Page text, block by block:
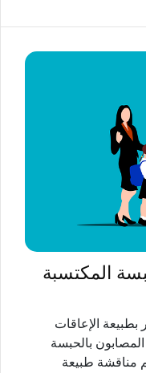
المكتسبة
الإعاقات
المصابون بالحبسة
مناقشة طبيعة